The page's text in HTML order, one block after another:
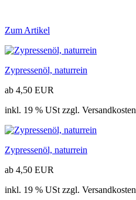
Zum Artikel
Zypressenöl, naturrein
ab 4,50 EUR
inkl. 19 % USt zzgl. Versandkosten
Zypressenöl, naturrein
ab 4,50 EUR
inkl. 19 % USt zzgl. Versandkosten